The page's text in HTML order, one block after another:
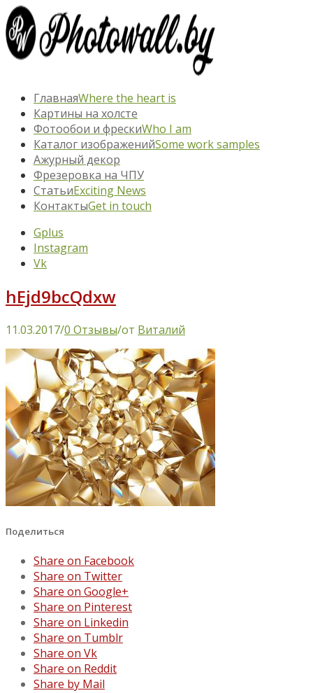
ГлавнаяWhere the heart is
Картины на холсте
Фотообои и фрескиWho I am
Каталог изображенийSome work samples
Ажурный декор
Фрезеровка на ЧПУ
СтатьиExciting News
КонтактыGet in touch
Gplus
Instagram
Vk
hEjd9bcQdxw
11.03.2017/0 Отзывы/от Виталий
Поделиться
Share on Facebook
Share on Twitter
Share on Google+
Share on Pinterest
Share on Linkedin
Share on Tumblr
Share on Vk
Share on Reddit
Share by Mail